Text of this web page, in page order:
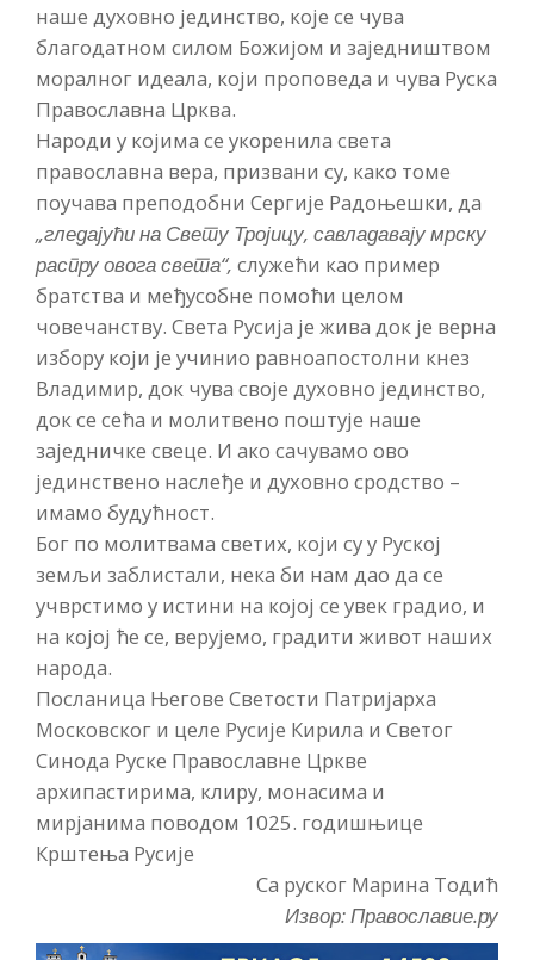
наше духовно јединство, које се чува
благодатном силом Божијом и заједништвом
моралног идеала, који проповеда и чува Руска
Православна Црква.
Народи у којима се укоренила света
православна вера, призвани су, како томе
поучава преподобни Сергије Радоњешки, да
„гледајући на Свету Тројицу, савладавају мрску
распру овога света“, служећи као пример
братства и међусобне помоћи целом
човечанству. Света Русија је жива док је верна
избору који је учинио равноапостолни кнез
Владимир, док чува своје духовно јединство,
док се сећа и молитвено поштује наше
заједничке свеце. И ако сачувамо ово
јединствено наслеђе и духовно сродство –
имамо будућност.
Бог по молитвама светих, који су у Руској
земљи заблистали, нека би нам дао да се
учврстимо у истини на којој се увек градио, и
на којој ће се, верујемо, градити живот наших
народа.
Посланица Његове Светости Патријарха
Московског и целе Русије Кирила и Светог
Синода Руске Православне Цркве
архипастирима, клиру, монасима и
мирјанима поводом 1025. годишњице
Крштења Русије
Са руског Марина Тодић
Извор: Православие.ру